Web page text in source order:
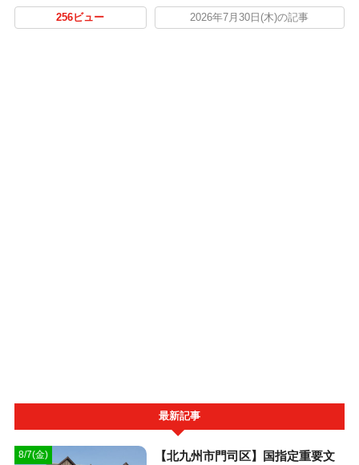
256ビュー 2026年7月30日(木)の記事
最新記事
8/7(金)
【北九州市門司区】国指定重要文